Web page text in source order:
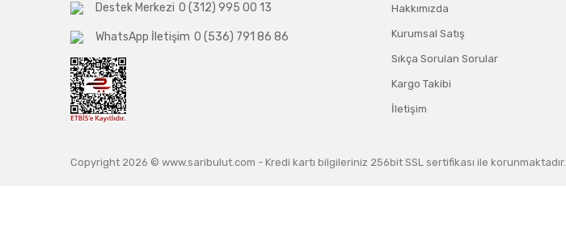
Destek Merkezi 0 (312) 995 00 13
WhatsApp İletişim 0 (536) 791 86 86
Hakkımızda
Kurumsal Satış
Sıkça Sorulan Sorular
Kargo Takibi
İletişim
Copyright 2026 © www.saribulut.com - Kredi kartı bilgileriniz 256bit SSL sertifikası ile korunmaktadır.